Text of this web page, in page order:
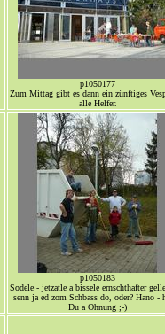
p1050177
Zum Mittag gibt es dann ein zünftiges
alle Helfer.
p1050183
Sodele - jetzatle a bissele ernschthafter
senn ja ed zom Schbass do, oder? Hano -
Du a Ohnung ;-)